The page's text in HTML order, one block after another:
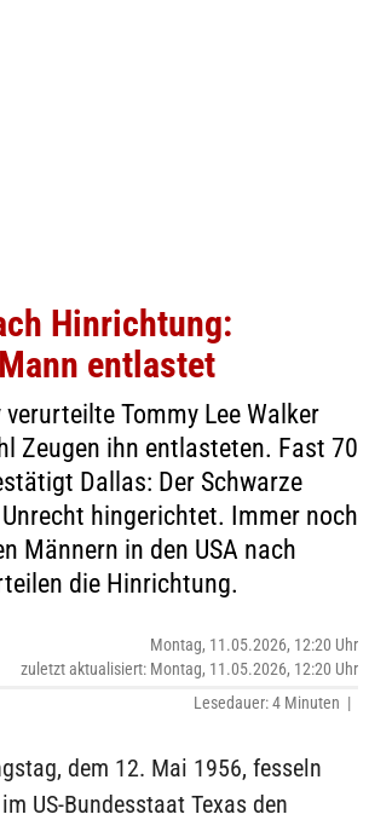
Hinrichtung:
entlastet
verurteilte Tommy Lee Walker
Zeugen ihn entlasteten. Fast 70
Dallas: Der Schwarze
hingerichtet. Immer noch
Männern in den USA nach
die Hinrichtung.
Montag, 11.05.2026, 12:20 Uhr
zuletzt aktualisiert: Montag, 11.05.2026, 12:20 Uhr
Lesedauer: 4 Minuten |
dem 12. Mai 1956, fesseln
US-Bundesstaat Texas den